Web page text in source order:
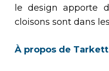
le design apporte
cloisons sont dans
À propos de Tarkett